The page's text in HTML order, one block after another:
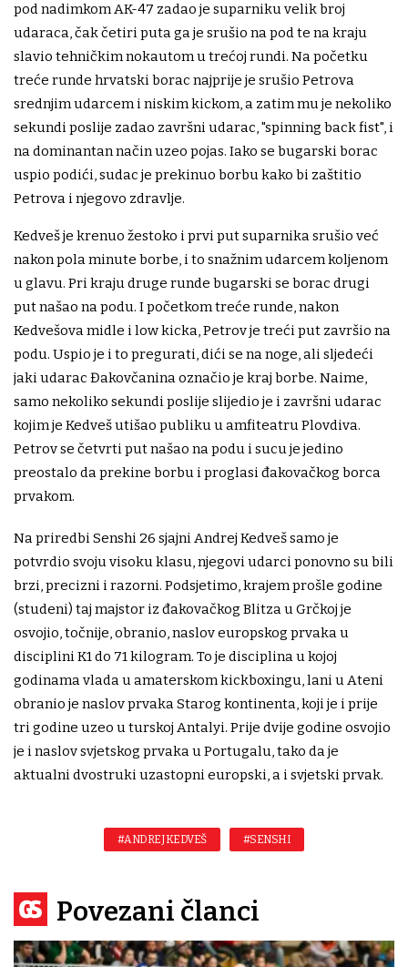
pod nadimkom AK-47 zadao je suparniku velik broj
udaraca, čak četiri puta ga je srušio na pod te na kraju
slavio tehničkim nokautom u trećoj rundi. Na početku
treće runde hrvatski borac najprije je srušio Petrova
srednjim udarcem i niskim kickom, a zatim mu je nekoliko
sekundi poslije zadao završni udarac, "spinning back fist", i
na dominantan način uzeo pojas. Iako se bugarski borac
uspio podići, sudac je prekinuo borbu kako bi zaštitio
Petrova i njegovo zdravlje.
Kedveš je krenuo žestoko i prvi put suparnika srušio već
nakon pola minute borbe, i to snažnim udarcem koljenom
u glavu. Pri kraju druge runde bugarski se borac drugi
put našao na podu. I početkom treće runde, nakon
Kedvešova midle i low kicka, Petrov je treći put završio na
podu. Uspio je i to pregurati, dići se na noge, ali sljedeći
jaki udarac Đakovčanina označio je kraj borbe. Naime,
samo nekoliko sekundi poslije slijedio je i završni udarac
kojim je Kedveš utišao publiku u amfiteatru Plovdiva.
Petrov se četvrti put našao na podu i sucu je jedino
preostalo da prekine borbu i proglasi đakovačkog borca
prvakom.
Na priredbi Senshi 26 sjajni Andrej Kedveš samo je
potvrdio svoju visoku klasu, njegovi udarci ponovno su bili
brzi, precizni i razorni. Podsjetimo, krajem prošle godine
(studeni) taj majstor iz đakovačkog Blitza u Grčkoj je
osvojio, točnije, obranio, naslov europskog prvaka u
disciplini K1 do 71 kilogram. To je disciplina u kojoj
godinama vlada u amaterskom kickboxingu, lani u Ateni
obranio je naslov prvaka Starog kontinenta, koji je i prije
tri godine uzeo u turskoj Antalyi. Prije dvije godine osvojio
je i naslov svjetskog prvaka u Portugalu, tako da je
aktualni dvostruki uzastopni europski, a i svjetski prvak.
#ANDREJ KEDVEŠ #SENSHI
Povezani članci